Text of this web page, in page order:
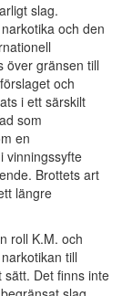
slag.
och den
över gränsen till
och
i ett särskilt
som
en
vinningssyfte
Brottets art
längre
roll K.M. och
till
sätt. Det finns inte